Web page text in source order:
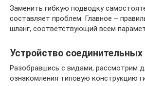
Заменить гибкую подводку
составляет проблем. Главное –
шланг, соответствующий всем
Устройство
Разобравшись с видами, рассмотрим
ознакомления типовую конструкцию